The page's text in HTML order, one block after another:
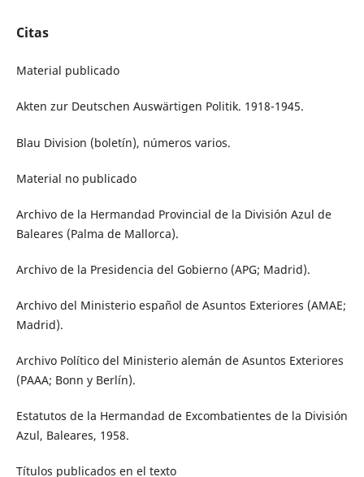
Citas
Material publicado
Akten zur Deutschen Auswärtigen Politik. 1918-1945.
Blau Division (boletín), números varios.
Material no publicado
Archivo de la Hermandad Provincial de la División Azul de
Baleares (Palma de Mallorca).
Archivo de la Presidencia del Gobierno (APG; Madrid).
Archivo del Ministerio español de Asuntos Exteriores (AMAE;
Madrid).
Archivo Político del Ministerio alemán de Asuntos Exteriores
(PAAA; Bonn y Berlín).
Estatutos de la Hermandad de Excombatientes de la División
Azul, Baleares, 1958.
Títulos publicados en el texto